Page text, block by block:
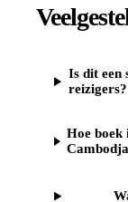
Is dit een
reizigers?
Hoe boek